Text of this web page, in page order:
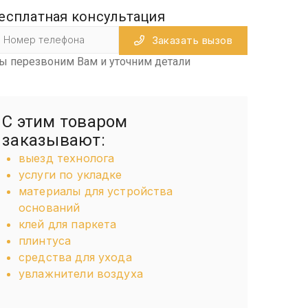
консультация
Заказать вызов
перезвоним Вам и уточним детали
С этим товаром
заказывают:
выезд технолога
услуги по укладке
материалы для устройства
оснований
клей для паркета
плинтуса
средства для ухода
увлажнители воздуха